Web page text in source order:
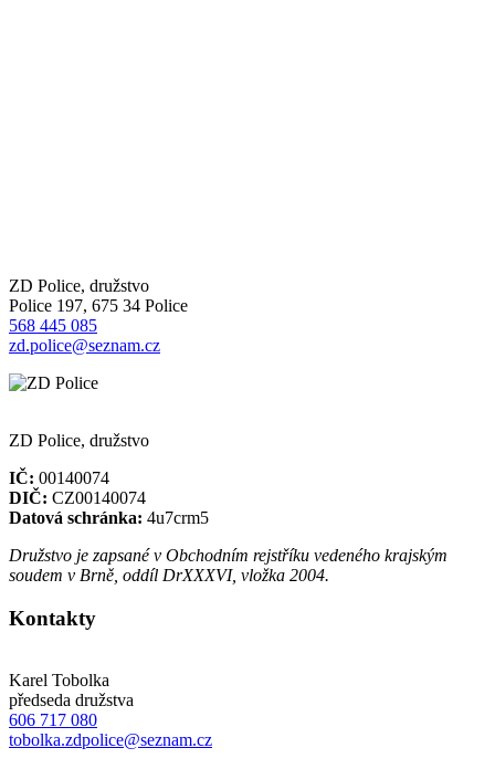
ZD Police, družstvo
Police 197, 675 34 Police
568 445 085
zd.police@seznam.cz
ZD Police, družstvo
IČ: 00140074
DIČ: CZ00140074
Datová schránka: 4u7crm5
Družstvo je zapsané v Obchodním rejstříku vedeného krajským
soudem v Brně, oddíl DrXXXVI, vložka 2004.
Kontakty
Karel Tobolka
předseda družstva
606 717 080
tobolka.zdpolice@seznam.cz